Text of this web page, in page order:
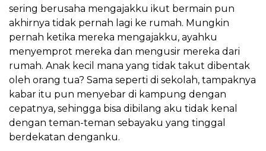
sering berusaha mengajakku ikut bermain pun
akhirnya tidak pernah lagi ke rumah. Mungkin
pernah ketika mereka mengajakku, ayahku
menyemprot mereka dan mengusir mereka dari
rumah. Anak kecil mana yang tidak takut dibentak
oleh orang tua? Sama seperti di sekolah, tampaknya
kabar itu pun menyebar di kampung dengan
cepatnya, sehingga bisa dibilang aku tidak kenal
dengan teman-teman sebayaku yang tinggal
berdekatan denganku.